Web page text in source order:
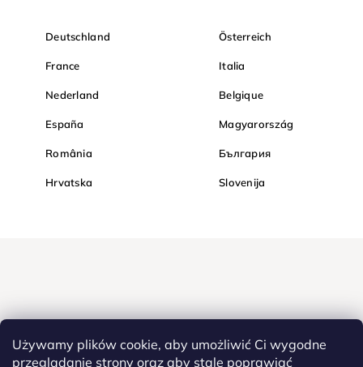
Używamy plików cookie, aby umożliwić Ci wygodne
przeglądanie strony oraz aby stale poprawiać
Deutschland Österreich
France Italia
Nederland Belgique
España Magyarország
România България
Hrvatska Slovenija